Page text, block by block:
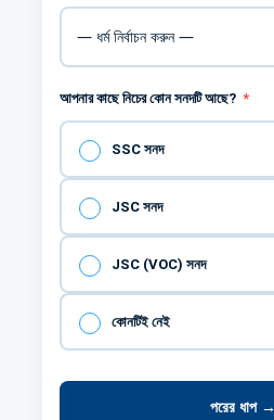
আপনার কাছে নিচের কোন সনদটি আছে? *
SSC সনদ
JSC সনদ
JSC (VOC) সনদ
কোনটিই নেই
পরের ধাপ →